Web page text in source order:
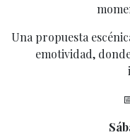
Una propuesta
emotividad,